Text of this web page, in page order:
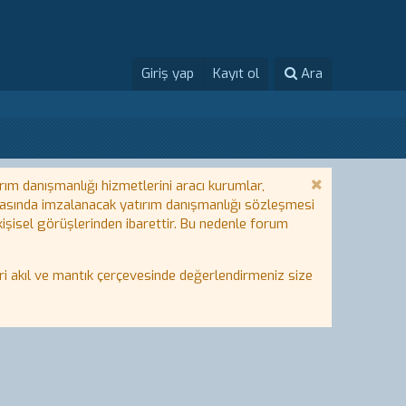
Giriş yap Kayıt ol Ara
danışmanlığı hizmetlerini aracı kurumlar,
imzalanacak yatırım danışmanlığı sözleşmesi
görüşlerinden ibarettir. Bu nedenle forum
ve mantık çerçevesinde değerlendirmeniz size